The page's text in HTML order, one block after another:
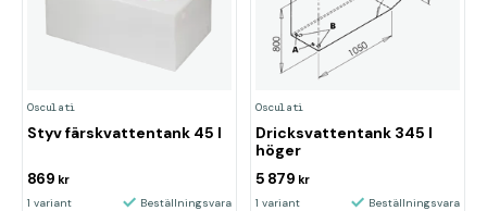
Osculati
Styv färskvattentank 45 l
869 kr
1 variant Beställningsvara
Osculati
Dricksvattentank 345 l
höger
5 879 kr
1 variant Beställningsvara